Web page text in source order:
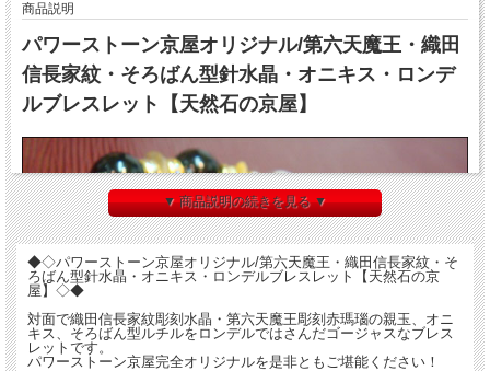
商品説明
パワーストーン京屋オリジナル/第六天魔王・織田
信長家紋・そろばん型針水晶・オニキス・ロンデ
ルブレスレット【天然石の京屋】
▼ 商品説明の続きを見る ▼
◆◇パワーストーン京屋オリジナル/第六天魔王・織田信長家紋・そ
ろばん型針水晶・オニキス・ロンデルブレスレット【天然石の京
屋】◇◆
対面で織田信長家紋彫刻水晶・第六天魔王彫刻赤瑪瑙の親玉、オニ
キス、そろばん型ルチルをロンデルではさんだゴージャスなブレス
レットです。
パワーストーン京屋完全オリジナルを是非ともご堪能ください！